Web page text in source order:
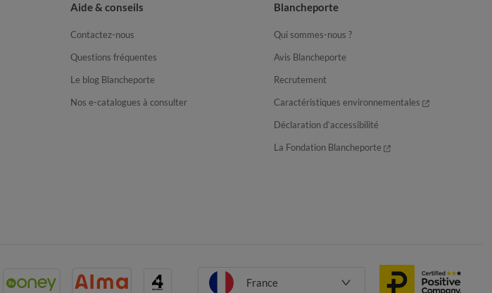
Aide & conseils
Contactez-nous
Questions fréquentes
Le blog Blancheporte
Nos e-catalogues à consulter
Blancheporte
Qui sommes-nous ?
Avis Blancheporte
Recrutement
Caractéristiques environnementales
Déclaration d’accessibilité
La Fondation Blancheporte
France